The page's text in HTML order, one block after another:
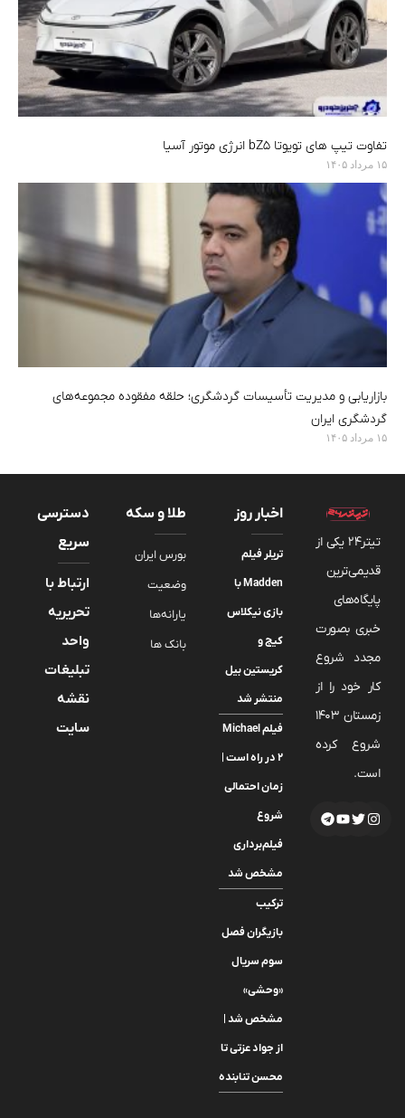
تفاوت تیپ های تویوتا bZ5 انرژی موتور آسیا
۱۵ مرداد ۱۴۰۵
بازاریابی و مدیریت تأسیسات گردشگری؛ حلقه مفقوده مجموعه‌های
گردشگری ایران
۱۵ مرداد ۱۴۰۵
تیتر24 یکی از
قدیمی‌ترین
پایگاه‌های
خبری بصورت
مجدد شروع
کار خود را از
زمستان 1403
شروع کرده
است.
اخبار روز
تریلر فیلم
Madden با
بازی نیکلاس
کیج و
کریستین بیل
منتشر شد
فیلم Michael
2 در راه است |
زمان احتمالی
شروع
فیلم‌برداری
مشخص شد
ترکیب
بازیگران فصل
سوم سریال
«وحشی»
مشخص شد |
از جواد عزتی تا
محسن تنابنده
طلا و سکه
بورس ایران
وضعیت
یارانه‌ها
بانک ها
دسترسی
سریع
ارتباط با
تحریریه
واحد
تبلیغات
نقشه
سایت